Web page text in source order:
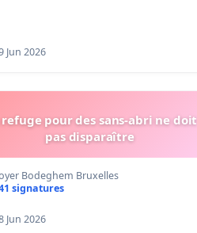
Jun 2026
refuge pour des sans-abri ne doit
pas disparaître
Bodeghem Bruxelles
signatures
Jun 2026